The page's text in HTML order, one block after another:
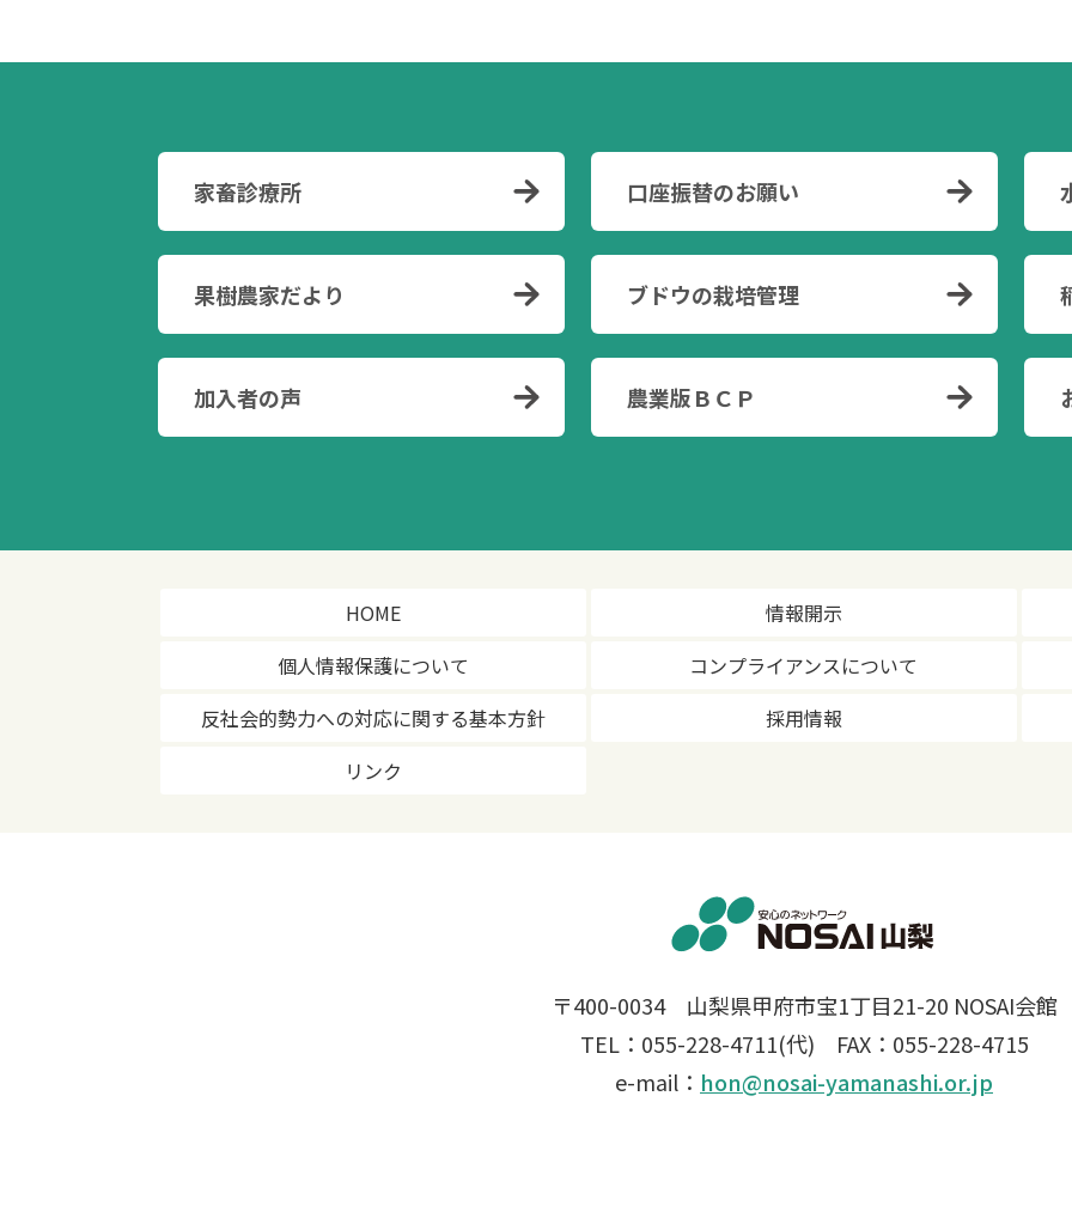
家畜診療所 口座振替のお願い
果樹農家だより ブドウの栽培管理
加入者の声 農業版ＢＣＰ
HOME
情報開示
個人情報保護について
コンプライアンスについて
反社会的勢力への対応に関する基本方針
採用情報
リンク
〒400-0034 山梨県甲府市宝1丁目21-20 NOSAI会館
TEL：055-228-4711(代) FAX：055-228-4715
e-mail： hon@nosai-yamanashi.or.jp